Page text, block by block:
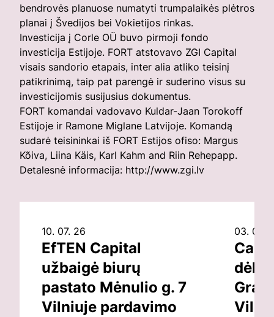
bendrovės planuose numatyti trumpalaikės plėtros
planai į Švedijos bei Vokietijos rinkas.
Investicija į Corle OÜ buvo pirmoji fondo
investicija Estijoje. FORT atstovavo ZGI Capital
visais sandorio etapais, inter alia atliko teisinį
patikrinimą, taip pat parengė ir suderino visus su
investicijomis susijusius dokumentus.
FORT komandai vadovavo Kuldar-Jaan Torokoff
Estijoje ir Ramone Miglane Latvijoje. Komandą
sudarė teisininkai iš FORT Estijos ofiso: Margus
Kõiva, Liina Käis, Karl Kahm and Riin Rehepapp.
Detalesnė informacija: http://www.zgi.lv
10. 07. 26
EfTEN Capital
užbaigė biurų
pastato Mėnulio g. 7
Vilniuje pardavimo
03. 07.
dėl